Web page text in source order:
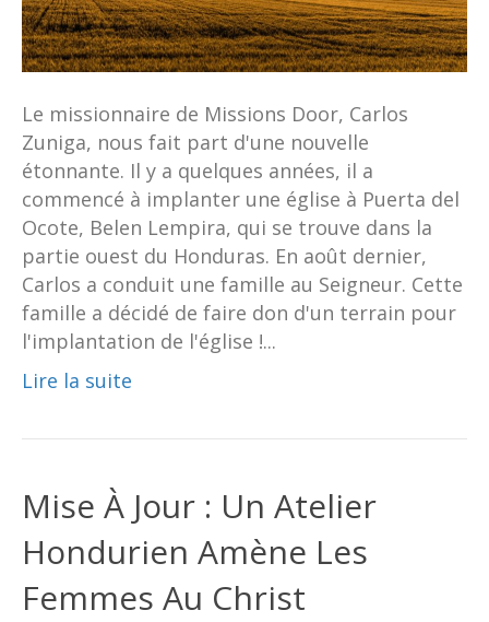
Le missionnaire de Missions Door, Carlos
Zuniga, nous fait part d'une nouvelle
étonnante. Il y a quelques années, il a
commencé à implanter une église à Puerta del
Ocote, Belen Lempira, qui se trouve dans la
partie ouest du Honduras. En août dernier,
Carlos a conduit une famille au Seigneur. Cette
famille a décidé de faire don d'un terrain pour
l'implantation de l'église !...
Lire la suite
Mise À Jour : Un Atelier
Hondurien Amène Les
Femmes Au Christ